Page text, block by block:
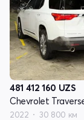
481 412 160 UZS
2022 30 800 км